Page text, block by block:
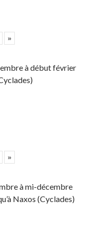
»
à début février
»
à mi-décembre
Naxos (Cyclades)